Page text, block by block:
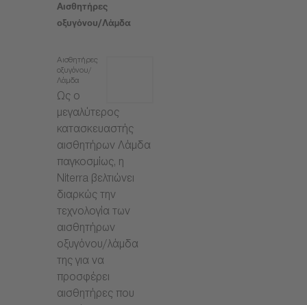
Αισθητήρες
οξυγόνου/Λάμδα
Αισθητήρες
οξυγόνου/
Λάμδα
Ως ο
μεγαλύτερος
κατασκευαστής
αισθητήρων Λάμδα
παγκοσμίως, η
Niterra βελτιώνει
διαρκώς την
τεχνολογία των
αισθητήρων
οξυγόνου/λάμδα
της για να
προσφέρει
αισθητήρες που